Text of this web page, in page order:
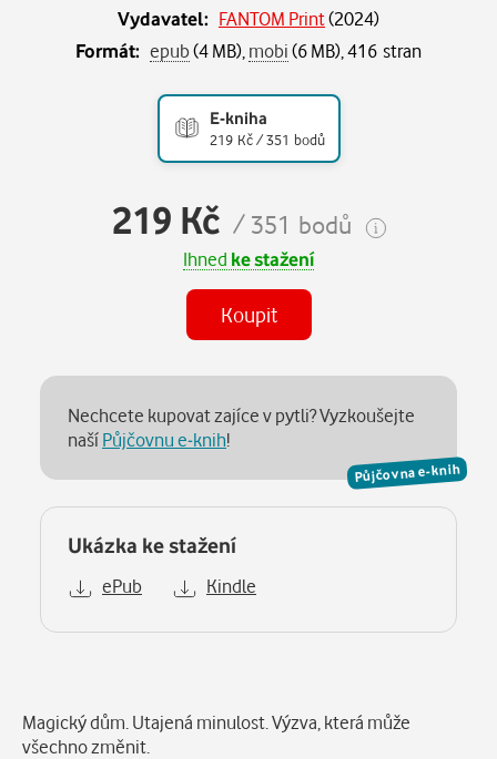
Vydavatel: FANTOM Print(2024)
Formát: epub(4 MB), mobi(6 MB), 416 stran
E-kniha
219 Kč / 351 bodů
219 Kč / 351 bodů
Ihned ke stažení
Koupit
Půjčovna e-knih
Nechcete kupovat zajíce v pytli? Vyzkoušejte
našíPůjčovnu e-knih!
Ukázka ke stažení
ePub Kindle
Magický dům. Utajená minulost. Výzva, která může
všechno změnit.